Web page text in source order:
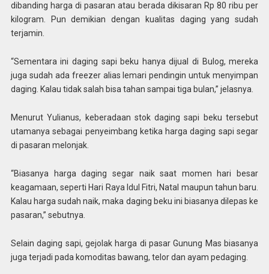
dibanding harga di pasaran atau berada dikisaran Rp 80 ribu per
kilogram. Pun demikian dengan kualitas daging yang sudah
terjamin.
“Sementara ini daging sapi beku hanya dijual di Bulog, mereka
juga sudah ada freezer alias lemari pendingin untuk menyimpan
daging. Kalau tidak salah bisa tahan sampai tiga bulan,” jelasnya.
Menurut Yulianus, keberadaan stok daging sapi beku tersebut
utamanya sebagai penyeimbang ketika harga daging sapi segar
di pasaran melonjak.
“Biasanya harga daging segar naik saat momen hari besar
keagamaan, seperti Hari Raya Idul Fitri, Natal maupun tahun baru.
Kalau harga sudah naik, maka daging beku ini biasanya dilepas ke
pasaran,” sebutnya.
Selain daging sapi, gejolak harga di pasar Gunung Mas biasanya
juga terjadi pada komoditas bawang, telor dan ayam pedaging.